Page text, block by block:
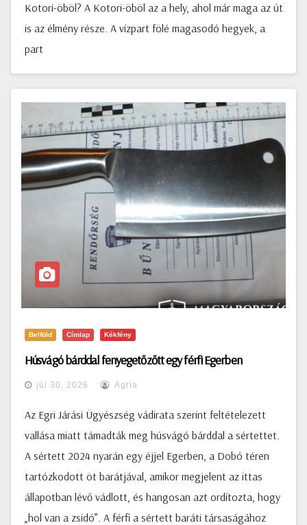
Kotori-öböl? A Kotori-öböl az a hely, ahol már maga az út
is az élmény része. A vízpart fölé magasodó hegyek, a
part
Belföld Címlap Kékfény
Húsvágó bárddal fenyegetőzőtt egy férfi Egerben
júl 30, 2026 Agria
Az Egri Járási Ügyészség vádirata szerint feltételezett
vallása miatt támadták meg húsvágó bárddal a sértettet.
A sértett 2024 nyarán egy éjjel Egerben, a Dobó téren
tartózkodott öt barátjával, amikor megjelent az ittas
állapotban lévő vádlott, és hangosan azt ordítozta, hogy
„hol van a zsidó”. A férfi a sértett baráti társaságához